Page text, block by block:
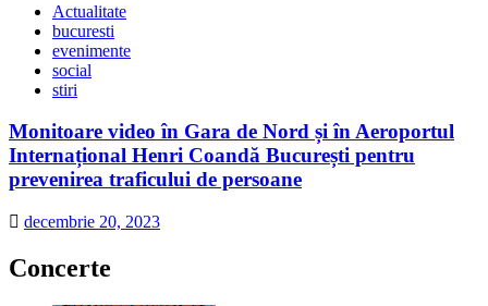
Actualitate
bucuresti
evenimente
social
stiri
Monitoare video în Gara de Nord și în Aeroportul
Internațional Henri Coandă București pentru
prevenirea traficului de persoane
decembrie 20, 2023
Concerte